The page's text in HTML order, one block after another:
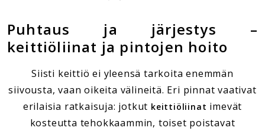
Puhtaus ja järjestys –
keittiöliinat ja pintojen hoito
Siisti keittiö ei yleensä tarkoita enemmän
siivousta, vaan oikeita välineitä. Eri pinnat vaativat
erilaisia ratkaisuja: jotkut keittiöliinat imevät
kosteutta tehokkaammin, toiset poistavat